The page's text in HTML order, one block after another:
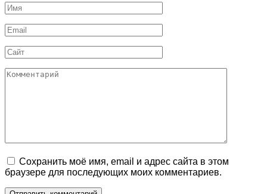
Имя
Email
Сайт
Комментарий
Сохранить моё имя, email и адрес сайта в этом
браузере для последующих моих комментариев.